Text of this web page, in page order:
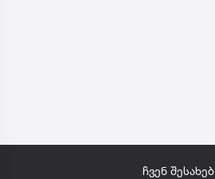
ჩვენ შესახებ